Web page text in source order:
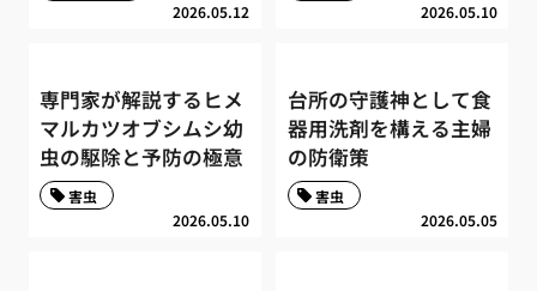
2026.05.12 2026.05.10
専門家が解説するヒメ
マルカツオブシムシ幼
虫の駆除と予防の極意
2026.05.10
害虫
台所の守護神として食
器用洗剤を構える主婦
の防衛策
2026.05.05
害虫